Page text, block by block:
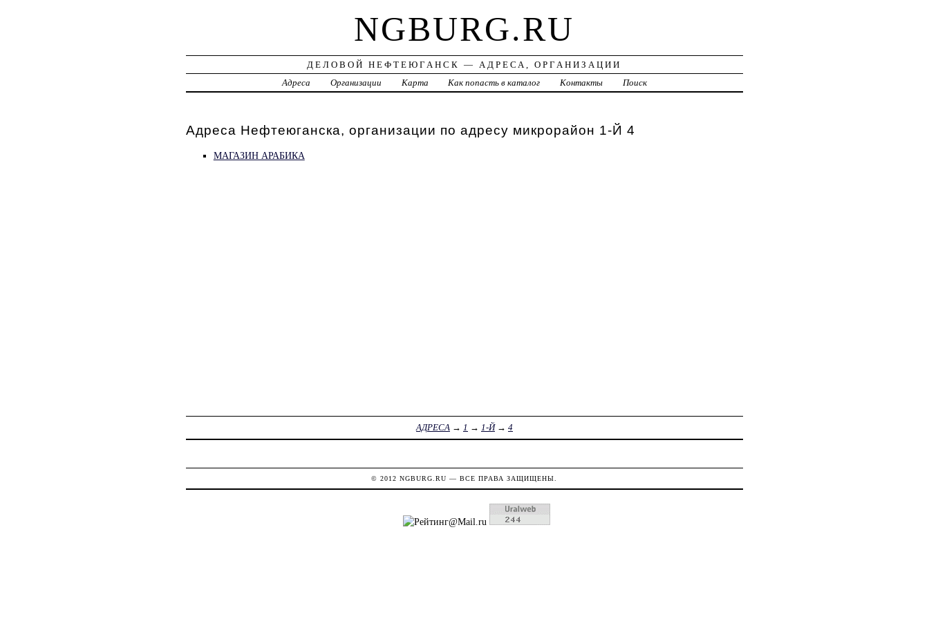
NGBURG.RU
ДЕЛОВОЙ НЕФТЕЮГАНСК — АДРЕСА, ОРГАНИЗАЦИИ
Адреса
Организации Карта Как попасть в каталог Контакты Поиск
Адреса Нефтеюганска, организации по адресу микрорайон 1-Й 4
МАГАЗИН АРАБИКА
АДРЕСА→ 1 → 1-Й→ 4
© 2012NGBURG.RU — ВСЕ ПРАВА ЗАЩИЩЕНЫ.